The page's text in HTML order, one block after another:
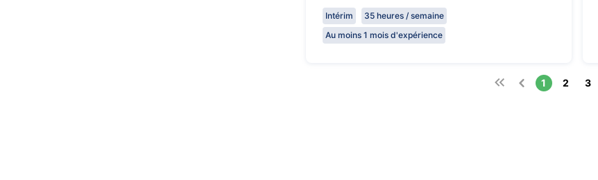
Intérim
35 heures / semaine
Au moins 1 mois d'expérience
1 2 3